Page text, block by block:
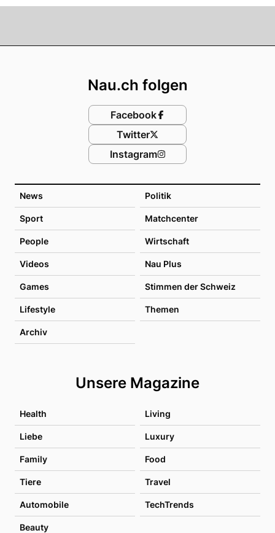
News Politik
Sport Matchcenter
People Wirtschaft
Videos Nau Plus
Games Stimmen der Schweiz
Lifestyle Themen
Archiv
Unsere Magazine
Health Living
Liebe Luxury
Family Food
Tiere Travel
Automobile TechTrends
Beauty
Nau.ch folgen
Facebook
Twitter
Instagram